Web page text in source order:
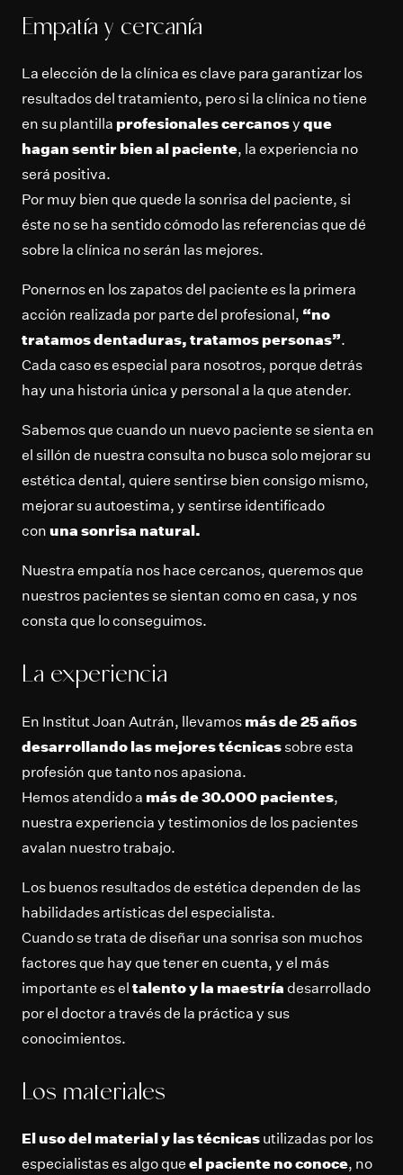
Empatía y cercanía
La elección de la clínica es clave para garantizar los
resultados del tratamiento, pero si la clínica no tiene
en su plantilla profesionales cercanosy que
hagan sentir bien al paciente, la experiencia no
será positiva.
Por muy bien que quede la sonrisa del paciente, si
éste no se ha sentido cómodo las referencias que dé
sobre la clínica no serán las mejores.
Ponernos en los zapatos del paciente es la primera
acción realizada por parte del profesional, “no
tratamos dentaduras, tratamos personas”.
Cada caso es especial para nosotros, porque detrás
hay una historia única y personal a la que atender.
Sabemos que cuando un nuevo paciente se sienta en
el sillón de nuestra consulta no busca solo mejorar su
estética dental, quiere sentirse bien consigo mismo,
mejorar su autoestima, y sentirse identificado
con una sonrisa natural.
Nuestra empatía nos hace cercanos, queremos que
nuestros pacientes se sientan como en casa, y nos
consta que lo conseguimos.
La experiencia
En Institut Joan Autrán, llevamos más de 25 años
desarrollando las mejores técnicas sobre esta
profesión que tanto nos apasiona.
Hemos atendido a más de 30.000 pacientes,
nuestra experiencia y testimonios de los pacientes
avalan nuestro trabajo.
Los buenos resultados de estética dependen de las
habilidades artísticas del especialista.
Cuando se trata de diseñar una sonrisa son muchos
factores que hay que tener en cuenta, y el más
importante es el talento y la maestría desarrollado
por el doctor a través de la práctica y sus
conocimientos.
Los materiales
El uso del material y las técnicas utilizadas por los
especialistas es algo que el paciente no conoce, no